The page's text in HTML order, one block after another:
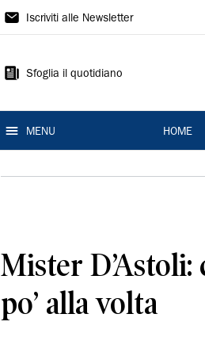
La
Ferrara
Iscriviti alle Newsletter
Sfoglia il quotidiano
MENU HOME
Mister
po’ alla volta